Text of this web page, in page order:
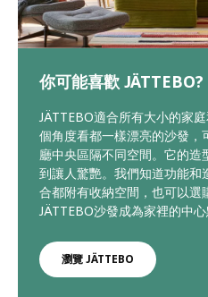
你可能喜歡 JÄTTEBO?
JÄTTEBO適合所有大小的家
個角度看都一樣漂亮的沙發，
廳中央區隔不同空間。它的造
到讓人驚艷。我們知道功能和
合都附有收納空間，也可以選
JÄTTEBO沙發成為家裡的中心
瀏覽 JÄTTEBO